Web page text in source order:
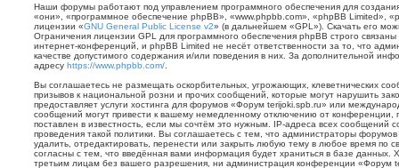
Наши форумы работают под управлением программного обеспечения для
«они», «программное обеспечение phpBB», «www.phpbb.com», «phpBB Limited»,
лицензии «GNU General Public License v2» (в дальнейшем «GPL»). Скачать его
Ограничения лицензии GPL для программного обеспечения phpBB строго
интернет-конференций, и phpBB Limited не несёт ответственности за то, что
качестве допустимого содержания и/или поведения в них. За дополнительной
адресу https://www.phpbb.com/
Вы соглашаетесь не размещать оскорбительных, угрожающих, клеветнических
призывов к национальной розни и прочих сообщений, которые могут нарушить
предоставляет услуги хостинга для форумов «Форум terijoki.spb.ru» или
сообщений могут привести к вашему немедленному отключению от конференции,
поставлен в известность, если мы сочтём это нужным. IP-адреса всех сообщений
проведения такой политики. Вы соглашаетесь с тем, что администраторы
удалить, отредактировать, перенести или закрыть любую тему в любое время по
согласны с тем, что введённая вами информация будет храниться в базе данных.
третьим лицам без вашего разрешения, ни администрация конференции «Форум